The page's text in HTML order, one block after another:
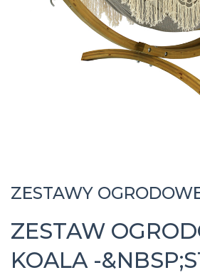
ZESTAWY
ZESTAW
KOALA -